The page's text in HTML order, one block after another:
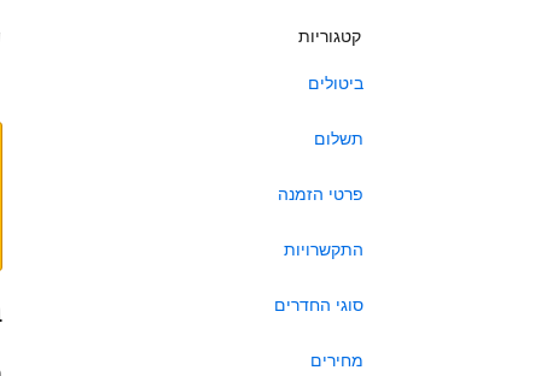
קטגוריות
ביטולים
תשלום
פרטי הזמנה
התקשרויות
סוגי החדרים
מחירים